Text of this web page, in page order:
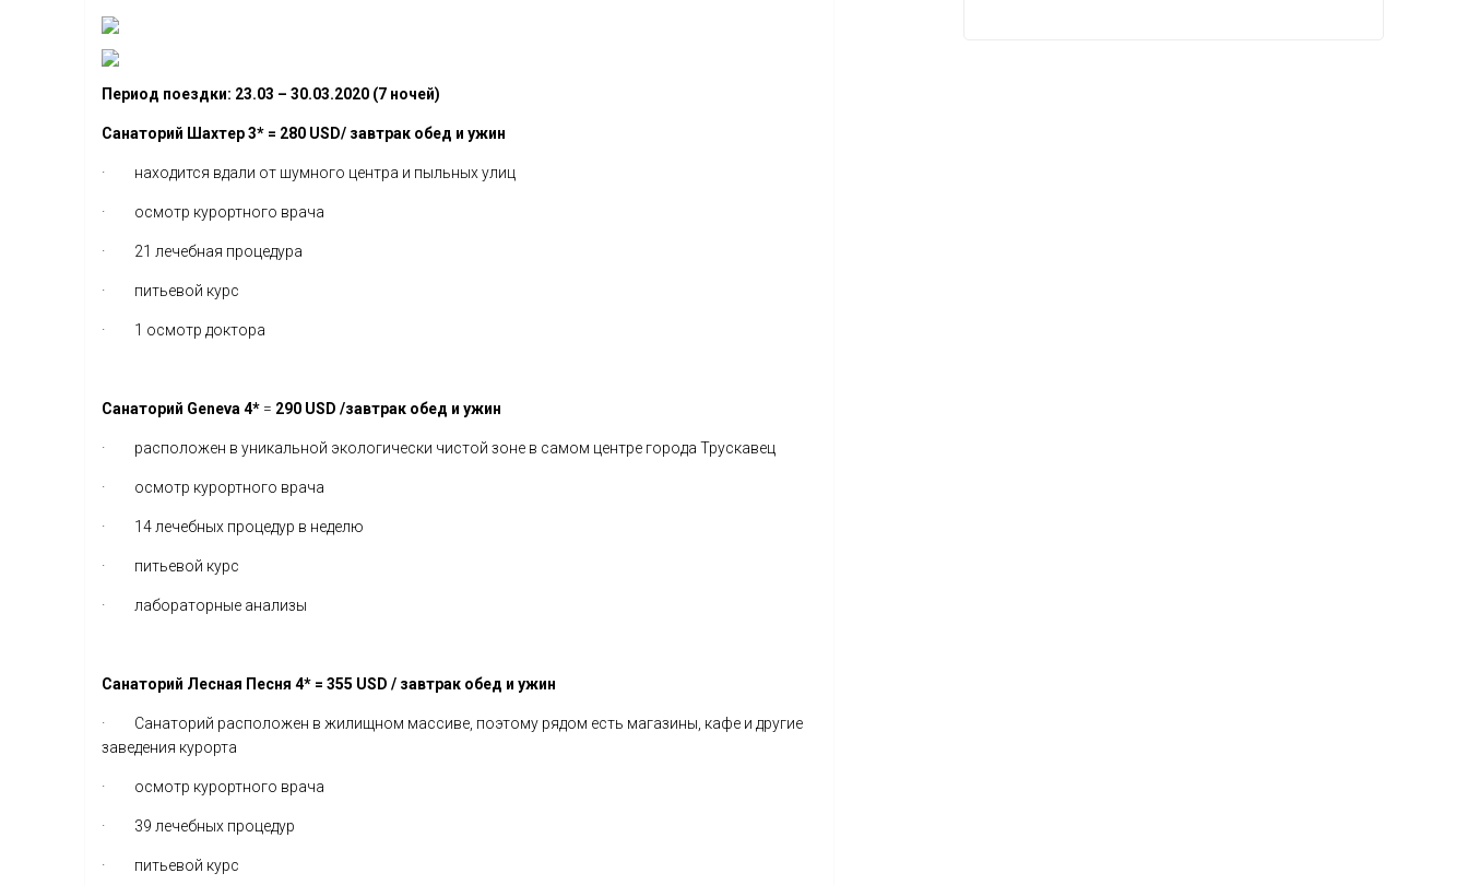
Период поездки: 23.03 – 30.03.2020 (7 ночей)
Санаторий Шахтер 3* = 280 USD/ завтрак обед и ужин
· находится вдали от шумного центра и пыльных улиц
· осмотр курортного врача
· 21 лечебная процедура
· питьевой курс
· 1 осмотр доктора
Санаторий Geneva 4* = 290 USD /завтрак обед и ужин
· расположен в уникальной экологически чистой зоне в самом центре города Трускавец
· осмотр курортного врача
· 14 лечебных процедур в неделю
· питьевой курс
· лабораторные анализы
Санаторий Лесная Песня 4* = 355 USD / завтрак обед и ужин
· Санаторий расположен в жилищном массиве, поэтому рядом есть магазины, кафе и другие
заведения курорта
· осмотр курортного врача
· 39 лечебных процедур
· питьевой курс